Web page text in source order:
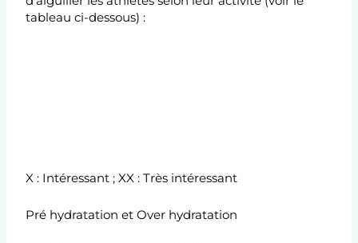
tableau ci-dessous) :
X : Intéressant ; XX : Très intéressant
Pré hydratation et Over hydratation